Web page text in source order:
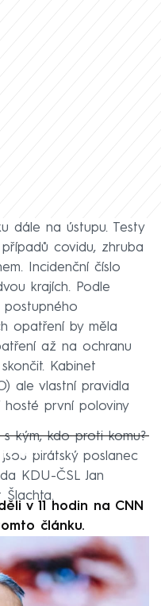
dále na ústupu. Testy
covidu, zhruba
Incidenční číslo
krajích. Podle
postupného
opatření by měla
až na ochranu
Kabinet
ale vlastní pravidla
první poloviny
kým, kdo proti komu?
pirátský poslanec
KDU-ČSL Jan
Šlachta.
v 11 hodin na CNN
článku.